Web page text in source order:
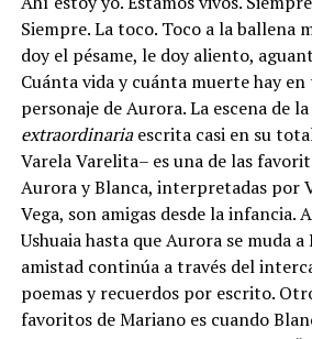
Siempre. La toco. Toco a la ballena
doy el pésame, le doy aliento,
Cuánta vida y cuánta muerte hay
personaje de Aurora. La escena de
extraordinariaescrita casi en su
Varela Varelita– es una de las
Aurora y Blanca, interpretadas por
Vega, son amigas desde la infancia.
Ushuaia hasta que Aurora se muda
amistad continúa a través del
poemas y recuerdos por escrito.
favoritos de Mariano es cuando